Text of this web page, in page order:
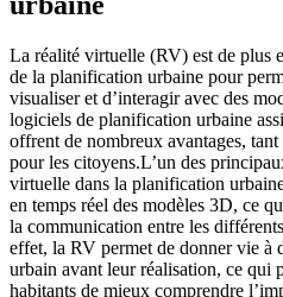
La réalité virtuelle (RV) est de plus
de la planification urbaine pour
visualiser et d’interagir avec des
logiciels de planification urbaine
offrent de nombreux avantages,
pour les citoyens.L’un des
virtuelle dans la planification
en temps réel des modèles 3D, ce
la communication entre les
effet, la RV permet de donner vie à
urbain avant leur réalisation, ce qui
habitants de mieux comprendre